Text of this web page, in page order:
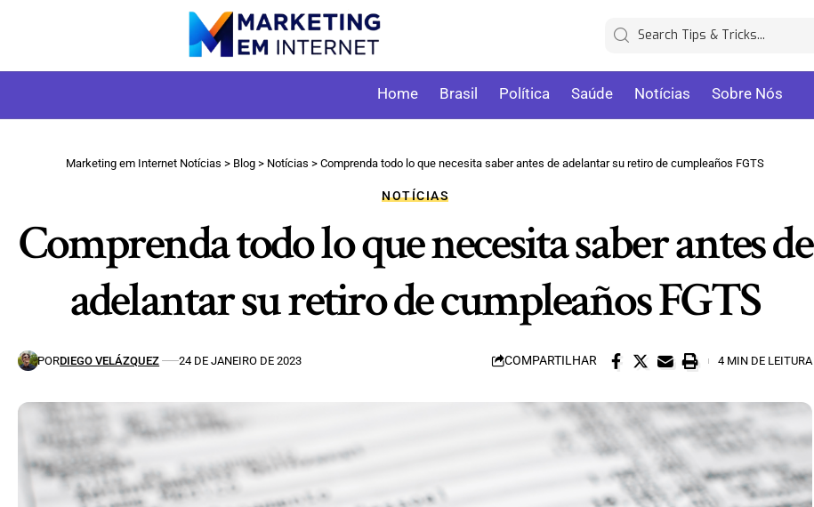
Home Brasil Política Saúde Notícias Sobre Nós
Marketing em Internet Notícias > Blog > Notícias >Comprenda todo lo que necesita saber antes de adelantar su retiro de cumpleaños FGTS
NOTÍCIAS
Comprenda todo lo que necesita saber antes de
adelantar su retiro de cumpleaños FGTS
PORDIEGO VELÁZQUEZ 24 DE JANEIRO DE 2023 COMPARTILHAR 4 MIN DE LEITURA